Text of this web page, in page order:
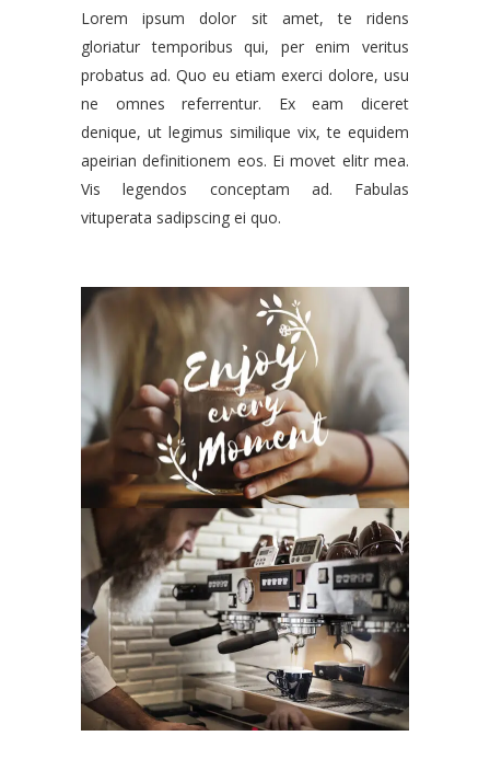
Lorem ipsum dolor sit amet, te ridens
gloriatur temporibus qui, per enim veritus
probatus ad. Quo eu etiam exerci dolore, usu
ne omnes referrentur. Ex eam diceret
denique, ut legimus similique vix, te equidem
apeirian definitionem eos. Ei movet elitr mea.
Vis legendos conceptam ad. Fabulas
vituperata sadipscing ei quo.